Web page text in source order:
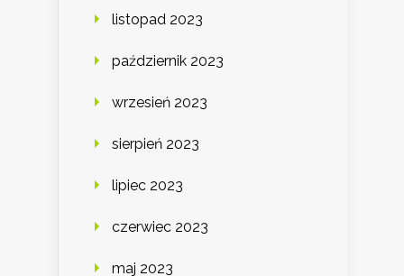
listopad 2023
październik 2023
wrzesień 2023
sierpień 2023
lipiec 2023
czerwiec 2023
maj 2023